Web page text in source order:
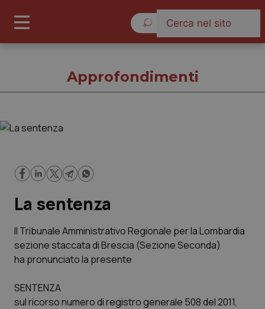
Cronache
Governo e Parlamento
Regioni e Asl
Lavoro e Professioni
Scienza e Farmaci
Approfondimenti
La sentenza
Il Tribunale Amministrativo Regionale per la Lombardia
sezione staccata di Brescia (Sezione Seconda)
ha pronunciato la presente
SENTENZA
sul ricorso numero di registro generale 508 del 2011,